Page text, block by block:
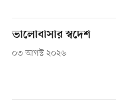
ভালোবাসার স্বদেশ
০৩ আগস্ট ২০২৬